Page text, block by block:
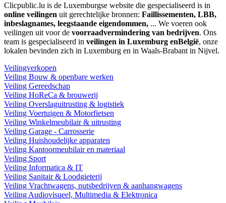
Clicpublic.lu is de Luxemburgse website die gespecialiseerd is in
online veilingen uit gerechtelijke bronnen: Faillissementen, LBB,
inbeslagnames, leegstaande eigendommen, ... We voeren ook
veilingen uit voor de voorraadvermindering van bedrijven. Ons
team is gespecialiseerd in veilingen in Luxemburg enBelgië, onze
lokalen bevinden zich in Luxemburg en in Waals-Brabant in Nijvel.
Veilingverkopen
Veiling Bouw & openbare werken
Veiling Gereedschap
Veiling HoReCa & brouwerij
Veiling Overslaguitrusting & logistiek
Veiling Voertuigen & Motorfietsen
Veiling Winkelmeubilair & uitrusting
Veiling Garage - Carrosserie
Veiling Huishoudelijke apparaten
Veiling Kantoormeubilair en materiaal
Veiling Sport
Veiling Informatica & IT
Veiling Sanitair & Loodgieterij
Veiling Vrachtwagens, nutsbedrijven & aanhangwagens
Veiling Audiovisueel, Multimedia & Elektronica